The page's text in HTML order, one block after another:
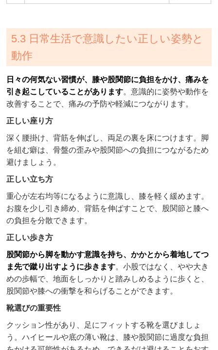
5.3 日常生活で意識したい正しい姿勢と
動作
日々の何気ない習慣が、膝や股関節に負担をかけ、痛みを
引き起こしていることがあります。意識的に姿勢や動作を
改善することで、痛みの予防や軽減につながります。
正しい座り方
深く腰掛け、背筋を伸ばし、両足の裏を床につけます。脚
を組む癖は、骨盤の歪みや股関節への負担につながるため
避けましょう。
正しい立ち方
重心が左右均等になるように意識し、膝を軽く緩めます。
お腹を少し引き締め、背筋を伸ばすことで、股関節と膝へ
の負担を分散できます。
正しい歩き方
股関節から脚を動かす意識を持ち、かかとから着地してつ
ま先で蹴り出すように歩きます。小股ではなく、やや大き
めの歩幅で、地面をしっかりと踏みしめるように歩くと、
股関節や膝への衝撃を和らげることができます。
靴選びの重要性
クッション性があり、足にフィットする靴を選びましょ
う。ハイヒールや底の薄い靴は、膝や股関節に過度な負担